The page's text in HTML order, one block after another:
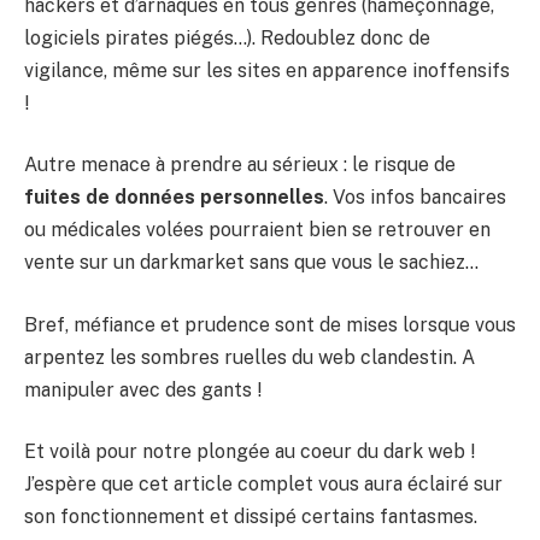
hackers et d’arnaques en tous genres (hameçonnage,
logiciels pirates piégés…). Redoublez donc de
vigilance, même sur les sites en apparence inoffensifs
!
Autre menace à prendre au sérieux : le risque de
fuites de données personnelles. Vos infos bancaires
ou médicales volées pourraient bien se retrouver en
vente sur un darkmarket sans que vous le sachiez…
Bref, méfiance et prudence sont de mises lorsque vous
arpentez les sombres ruelles du web clandestin. A
manipuler avec des gants !
Et voilà pour notre plongée au coeur du dark web !
J’espère que cet article complet vous aura éclairé sur
son fonctionnement et dissipé certains fantasmes.